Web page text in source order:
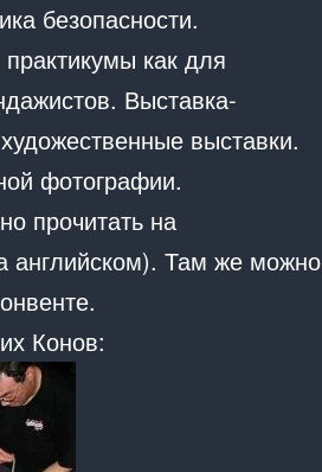
безопасности.
как для
Выставка-
выставки.
фотографии.
прочитать на
английском). Там же можно
Конов: